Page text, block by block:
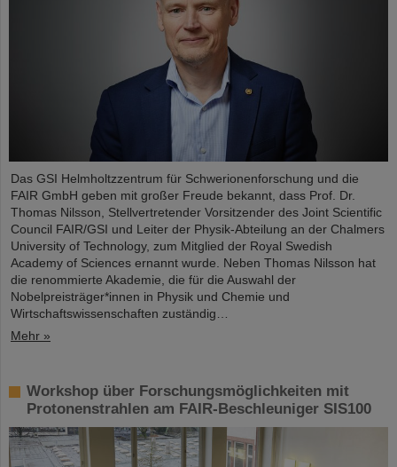
Das GSI Helmholtzzentrum für Schwerionenforschung und die
FAIR GmbH geben mit großer Freude bekannt, dass Prof. Dr.
Thomas Nilsson, Stellvertretender Vorsitzender des Joint Scientific
Council FAIR/GSI und Leiter der Physik-Abteilung an der Chalmers
University of Technology, zum Mitglied der Royal Swedish
Academy of Sciences ernannt wurde. Neben Thomas Nilsson hat
die renommierte Akademie, die für die Auswahl der
Nobelpreisträger*innen in Physik und Chemie und
Wirtschaftswissenschaften zuständig…
Mehr »
Workshop über Forschungsmöglichkeiten mit
Protonenstrahlen am FAIR-Beschleuniger SIS100